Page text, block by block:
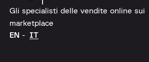
Gli specialisti delle vendite online sui
marketplace
EN
IT